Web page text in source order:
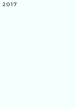
2017